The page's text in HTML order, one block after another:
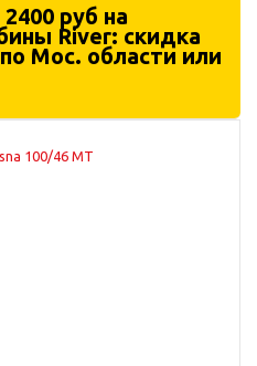
руб на
River: скидка
Мос. области или